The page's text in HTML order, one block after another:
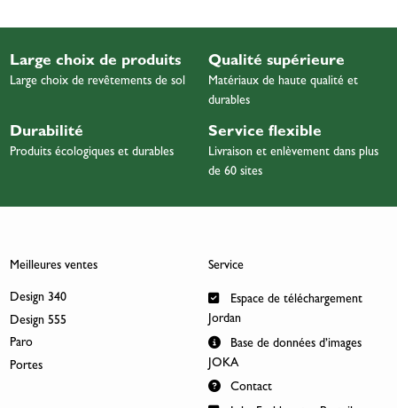
Large choix de produits
Large choix de revêtements de sol
Qualité supérieure
Matériaux de haute qualité et
durables
Durabilité
Produits écologiques et durables
Service flexible
Livraison et enlèvement dans plus
de 60 sites
Meilleures ventes
Design 340
Design 555
Paro
Portes
Service
Espace de téléchargement
Jordan
Base de données d’images
JOKA
Contact